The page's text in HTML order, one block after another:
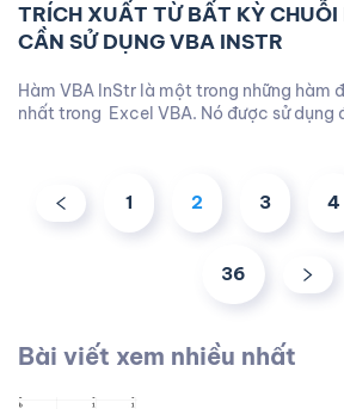
TRÍCH XUẤT TỪ BẤT KỲ CHUỖI
CẦN SỬ DỤNG VBA INSTR
Hàm VBA InStr là một trong những hàm
nhất trong Excel VBA. Nó được sử dụng
1 2 3 4
36
Bài viết xem nhiều nhất